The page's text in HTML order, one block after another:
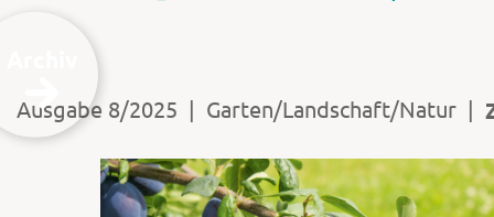
Ausgabe 8/2025 | Garten/Landschaft/Natur |